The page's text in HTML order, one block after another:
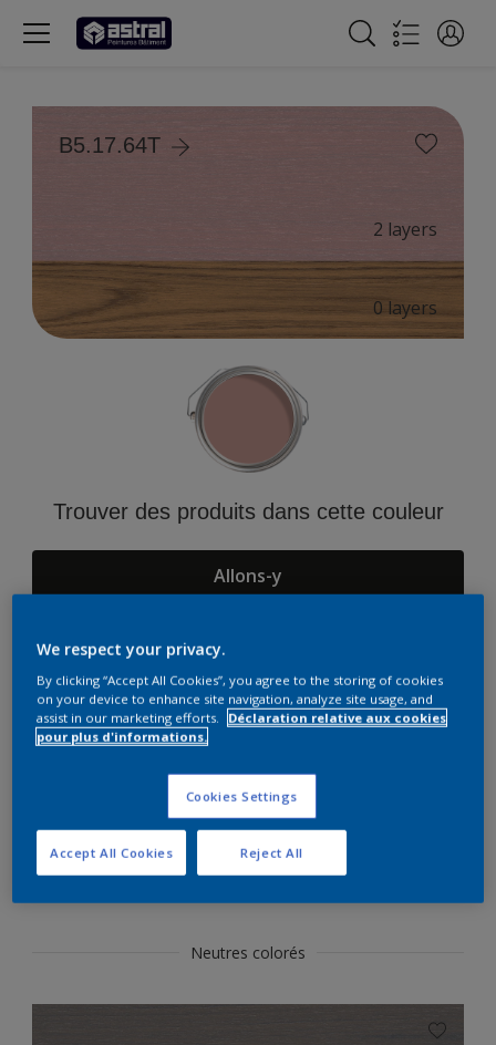
B5.17.64T
2 layers
0 layers
Trouver des produits dans cette couleur
Allons-y
Select type of wood
Dark wood
Medium wood
Suggestions d'Harmonies
Neutres colorés
We respect your privacy.
By clicking “Accept All Cookies”, you agree to the storing of cookies
on your device to enhance site navigation, analyze site usage, and
assist in our marketing efforts.
Déclaration relative aux cookies
pour plus d'informations.
Cookies Settings
Reject All
Accept All Cookies